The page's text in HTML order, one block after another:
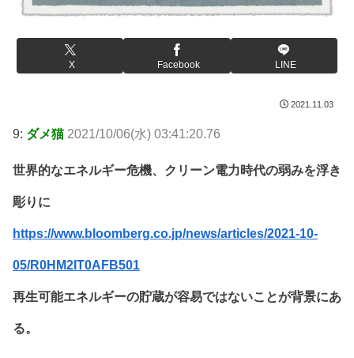
X Facebook LINE
2021.11.03
9: ダメ猫 2021/10/06(水) 03:41:20.76
世界的なエネルギー危機、クリーン電力時代の弱みを浮き
彫りに
https://www.bloomberg.co.jp/news/articles/2021-10-
05/R0HM2IT0AFB501
再生可能エネルギーの貯蔵が容易ではないことが背景にあ
る。